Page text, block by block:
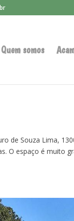
Quem somos
de Souza Lima,
O espaço é muito